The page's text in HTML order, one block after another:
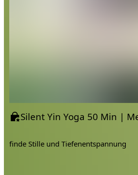
finde Stille und Tiefenentspannung